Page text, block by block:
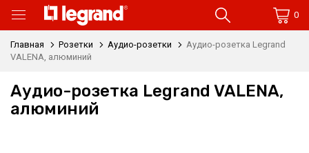
0
Главная Розетки Аудио-розетки
Аудио-розетка Legrand
VALENA, алюминий
Аудио-розетка Legrand VALENA,
алюминий